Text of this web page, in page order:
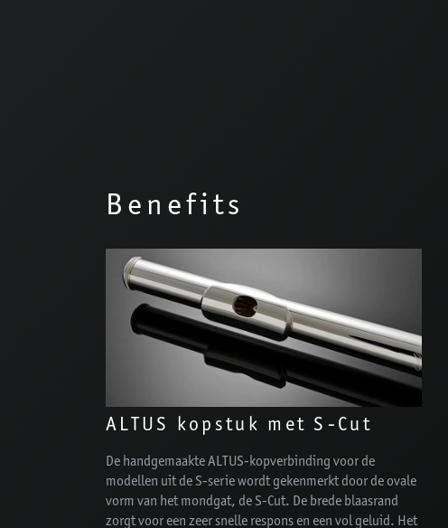
Benefits
ALTUS kopstuk met S-Cut
De handgemaakte ALTUS-kopverbinding voor de
modellen uit de S-serie wordt gekenmerkt door de ovale
vorm van het mondgat, de S-Cut. De brede blaasrand
zorgt voor een zeer snelle respons en een vol geluid. Het